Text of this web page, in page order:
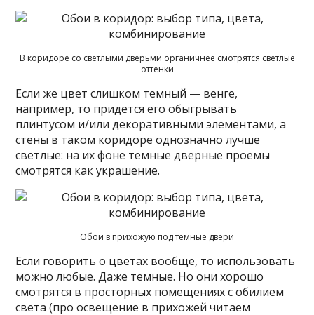
В коридоре со светлыми дверьми органичнее смотрятся светлые
оттенки
Если же цвет слишком темный — венге,
например, то придется его обыгрывать
плинтусом и/или декоративными элементами, а
стены в таком коридоре однозначно лучше
светлые: на их фоне темные дверные проемы
смотрятся как украшение.
Обои в прихожую под темные двери
Если говорить о цветах вообще, то использовать
можно любые. Даже темные. Но они хорошо
смотрятся в просторных помещениях с обилием
света (про освещение в прихожей читаем